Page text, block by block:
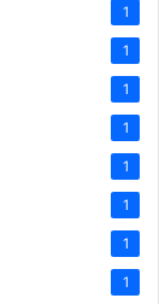
1
1
1
1
1
1
1
1